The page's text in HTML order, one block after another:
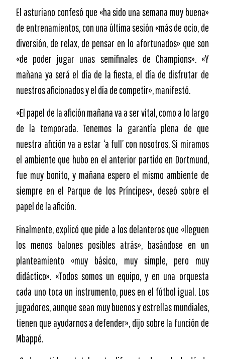
El asturiano confesó que «ha sido una semana muy buena»
de entrenamientos, con una última sesión «más de ocio, de
diversión, de relax, de pensar en lo afortunados» que son
«de poder jugar unas semifinales de Champions». «Y
mañana ya será el día de la fiesta, el día de disfrutar de
nuestros aficionados y el día de competir», manifestó.
«El papel de la afición mañana va a ser vital, como a lo largo
de la temporada. Tenemos la garantía plena de que
nuestra afición va a estar ‘a full’ con nosotros. Si miramos
el ambiente que hubo en el anterior partido en Dortmund,
fue muy bonito, y mañana espero el mismo ambiente de
siempre en el Parque de los Príncipes», deseó sobre el
papel de la afición.
Finalmente, explicó que pide a los delanteros que «lleguen
los menos balones posibles atrás», basándose en un
planteamiento «muy básico, muy simple, pero muy
didáctico». «Todos somos un equipo, y en una orquesta
cada uno toca un instrumento, pues en el fútbol igual. Los
jugadores, aunque sean muy buenos y estrellas mundiales,
tienen que ayudarnos a defender», dijo sobre la función de
Mbappé.